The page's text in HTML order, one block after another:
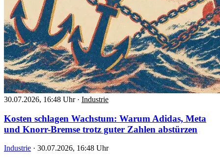
30.07.2026, 16:48 Uhr · Industrie
Kosten schlagen Wachstum: Warum Adidas, Meta
und Knorr-Bremse trotz guter Zahlen abstürzen
Industrie · 30.07.2026, 16:48 Uhr